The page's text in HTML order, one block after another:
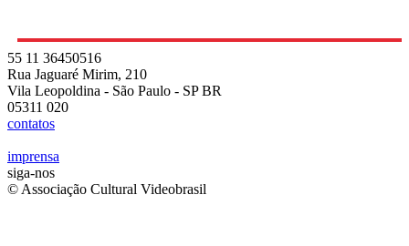
55 11 36450516
Rua Jaguaré Mirim, 210
Vila Leopoldina - São Paulo - SP BR
05311 020
contatos
imprensa
siga-nos
© Associação Cultural Videobrasil